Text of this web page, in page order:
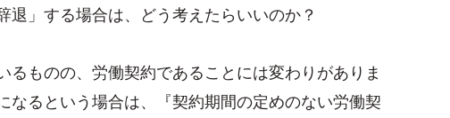
」する場合は、どう考えたらいいのか？
るものの、労働契約であることには変わりがありま
なるという場合は、『契約期間の定めのない労働契